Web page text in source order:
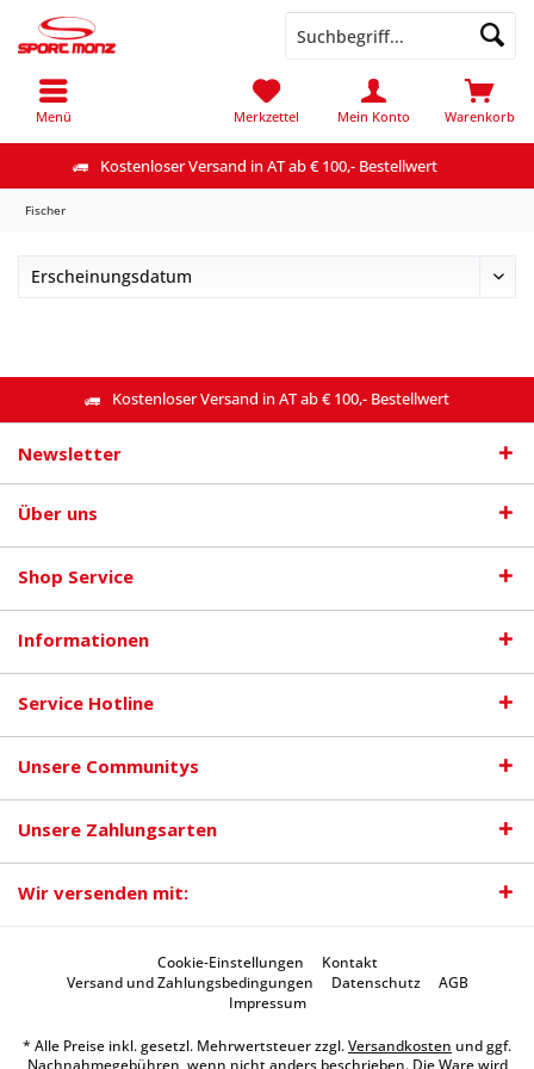
Kostenloser Versand in AT ab € 100,- Bestellwert
Menü Warenkorb
Merkzettel Mein Konto
Fischer
Kostenloser Versand in AT ab € 100,- Bestellwert
Newsletter
Über uns
Shop Service
Informationen
Service Hotline
Unsere Communitys
Unsere Zahlungsarten
Wir versenden mit:
Cookie-Einstellungen
Kontakt
Versand und Zahlungsbedingungen
Datenschutz
AGB
Impressum
* Alle Preise inkl. gesetzl. Mehrwertsteuer zzgl.Versandkosten und ggf.
Nachnahmegebühren, wenn nicht anders beschrieben. Die Ware wird